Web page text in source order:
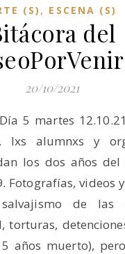
(S) , ESCENA (S)
del
20/10/2021
lxs alumnxs y
los dos años
Fotografías, videos
de las
torturas,
años muerto),